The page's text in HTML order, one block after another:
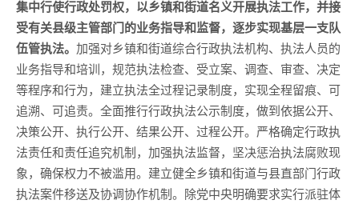
集中行使行政处罚权，以乡镇和街道名义开展执法工作，并接
受有关县级主管部门的业务指导和监督，逐步实现基层一支队
伍管执法。 加强对乡镇和街道综合行政执法机构、执法人员的
业务指导和培训，规范执法检查、受立案、调查、审查、决定
等程序和行为，建立执法全过程记录制度，实现全程留痕、可
追溯、可追责。全面推行行政执法公示制度，做到依据公开、
决策公开、执行公开、结果公开、过程公开。严格确定行政执
法责任和责任追究机制，加强执法监督，坚决惩治执法腐败现
象，确保权力不被滥用。建立健全乡镇和街道与县直部门行政
执法案件移送及协调协作机制。除党中央明确要求实行派驻体